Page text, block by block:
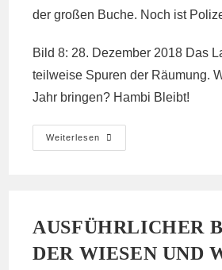
der großen Buche. Noch ist
Bild 8: 28. Dezember 2018 Das
teilweise Spuren der Räumung.
Jahr bringen? Hambi Bleibt!
Weiterlesen
Hambi
Bleibt!
AUSFÜHRLICHER
DER WIESEN UND